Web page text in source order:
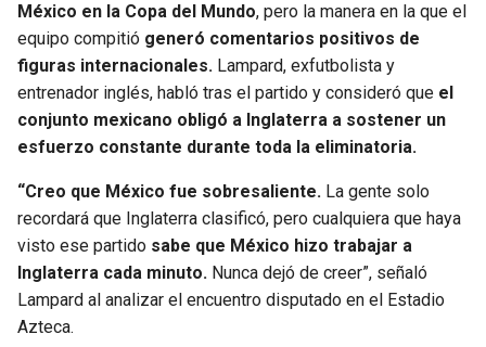
SAINTS
BUCCANEERS
México en la Copa del Mundo, pero la manera en la que el
equipo compitió generó comentarios positivos de
figuras internacionales. Lampard, exfutbolista y
entrenador inglés, habló tras el partido y consideró que el
conjunto mexicano obligó a Inglaterra a sostener un
esfuerzo constante durante toda la eliminatoria.
“Creo que México fue sobresaliente. La gente solo
recordará que Inglaterra clasificó, pero cualquiera que haya
visto ese partido sabe que México hizo trabajar a
Inglaterra cada minuto. Nunca dejó de creer”, señaló
Lampard al analizar el encuentro disputado en el Estadio
Azteca.